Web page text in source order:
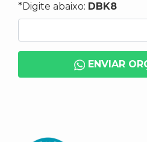
*Digite abaixo: DBK8
ENVIAR